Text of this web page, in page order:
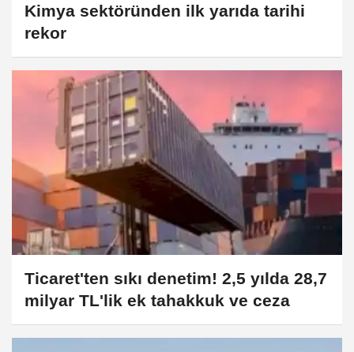
Kimya sektöründen ilk yarıda tarihi
rekor
Ticaret'ten sıkı denetim! 2,5 yılda 28,7
milyar TL'lik ek tahakkuk ve ceza